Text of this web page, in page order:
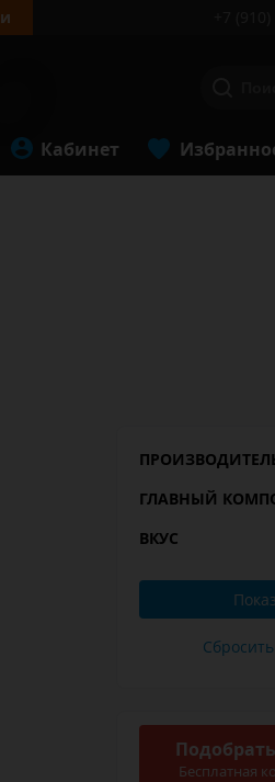
Кабинет
ГЛАВНЫЙ
ВКУС
Бесплатная